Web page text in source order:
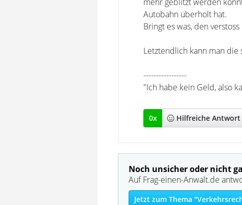
Autobahn überholt hat.
Bringt es was, den
Letztendlich kann man die
-----------------
"Ich habe kein Geld, also
0x Hilfreiche Antwort
Noch unsicher oder nicht
Auf Frag-einen-Anwalt.de
Jetzt zum Thema